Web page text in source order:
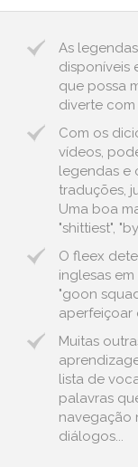
As
disponíveis
que possa
diverte
Com os
vídeos,
legendas e
traduções,
Uma boa
"shittiest",
O fleex
inglesas
"goon
aperfeiçoar
Muitas
lista de
palavras
navegação
diálogos...